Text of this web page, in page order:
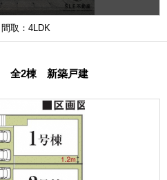
取：4LDK
全2棟 新築戸建